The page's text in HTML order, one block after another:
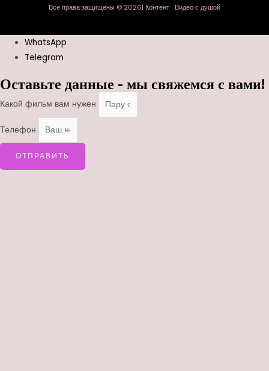
Все права защищены © 2026| Контент Видео с душой
WhatsApp
Telegram
Оставьте данные - мы свяжемся с вами!
Какой фильм вам нужен
Телефон
ОТПРАВИТЬ